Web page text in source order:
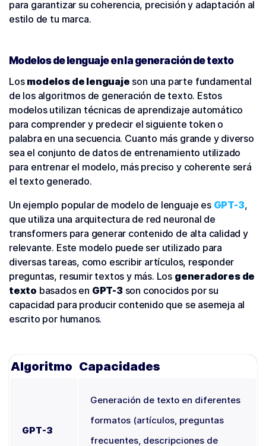
para garantizar su coherencia, precisión y adaptación al
estilo de tu marca.
Modelos de lenguaje en la generación de texto
Los modelos de lenguaje son una parte fundamental
de los algoritmos de generación de texto. Estos
modelos utilizan técnicas de aprendizaje automático
para comprender y predecir el siguiente token o
palabra en una secuencia. Cuanto más grande y diverso
sea el conjunto de datos de entrenamiento utilizado
para entrenar el modelo, más preciso y coherente será
el texto generado.
Un ejemplo popular de modelo de lenguaje es GPT-3,
que utiliza una arquitectura de red neuronal de
transformers para generar contenido de alta calidad y
relevante. Este modelo puede ser utilizado para
diversas tareas, como escribir artículos, responder
preguntas, resumir textos y más. Los generadores de
texto basados en GPT-3son conocidos por su
capacidad para producir contenido que se asemeja al
escrito por humanos.
Algoritmo Capacidades
GPT-3
Generación de texto en diferentes
formatos (artículos, preguntas
frecuentes, descripciones de